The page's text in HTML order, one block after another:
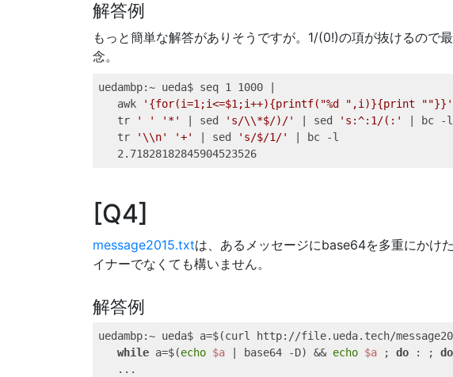
解答例
もっと簡単な解答がありそうですが。1/(0!)の項が抜けるので
念。
uedambp:~ ueda$ seq 1 1000
awk
'{for(i=1;i<=$1;i++){printf("%d ",i)}{print ""}}'
tr
' ' '*' sed 's/\\*$/)/' sed 's:^:1/(:' bc -l
tr
'\\n' '+' sed 's/$/1/' bc -l
2.71828182845904523526
Q4
message2015.txtは、あるメッセージにbase64を多重にかけ
イナーでなくても構いません。
解答例
uedambp:~ ueda$ a=$(curl http://file.ueda.tech/
while a=$(echo $a base64 -D) && echo $a ; do : ;
...